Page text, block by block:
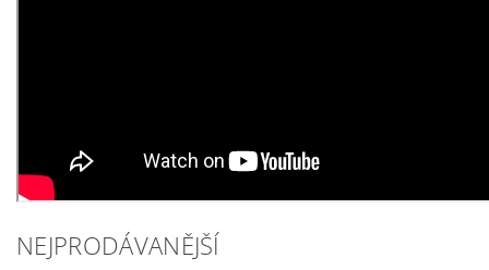
NEJPRODÁVANĚJŠÍ